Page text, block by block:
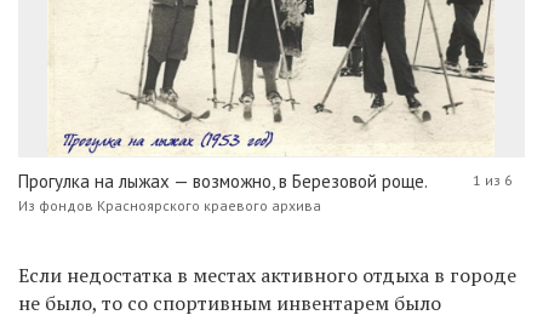
Прогулка на лыжах — возможно, в Березовой роще.
Из фондов Красноярского краевого архива
1 из 6
Если недостатка в местах активного отдыха в городе
не было, то со спортивным инвентарем было